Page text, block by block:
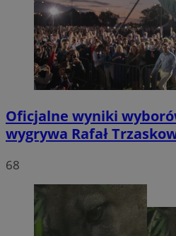
Oficjalne wyniki
wygrywa Rafał
68